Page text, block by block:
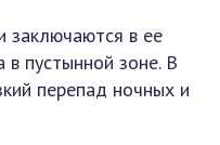
заключаются в ее
пустынной зоне. В
перепад ночных и